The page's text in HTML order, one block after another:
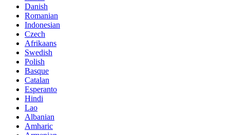
Danish
Romanian
Indonesian
Czech
Afrikaans
Swedish
Polish
Basque
Catalan
Esperanto
Hindi
Lao
Albanian
Amharic